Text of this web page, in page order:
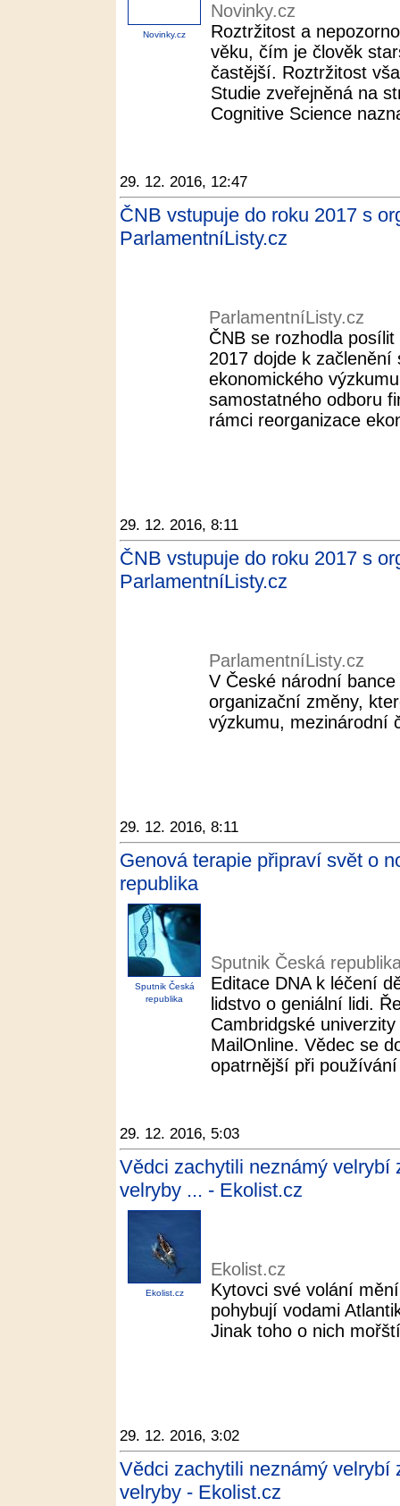
Novinky.cz
Novinky.cz
Roztržitost a
věku, čím je člověk
častější. Roztržitost
Studie zveřejněná na
Cognitive Science
29. 12. 2016, 12:47
ČNB vstupuje do roku 2017 s
ParlamentníListy.cz
ParlamentníListy.cz
ČNB se rozhodla
2017 dojde k
ekonomického
samostatného odboru
rámci reorganizace
29. 12. 2016, 8:11
ČNB vstupuje do roku 2017 s
ParlamentníListy.cz
ParlamentníListy.cz
V České národní
organizační změny,
výzkumu, mezinárodní
29. 12. 2016, 8:11
Genová terapie připraví svět o
republika
Sputnik Česká
republika
Sputnik Česká
Editace DNA k léčení
lidstvo o geniální lidi.
Cambridgské
MailOnline. Vědec se
opatrnější při
29. 12. 2016, 5:03
Vědci zachytili neznámý velrybí
velryby ... - Ekolist.cz
Ekolist.cz
Ekolist.cz
Kytovci své volání
pohybují vodami
Jinak toho o nich
29. 12. 2016, 3:02
Vědci zachytili neznámý velrybí
velryby - Ekolist.cz